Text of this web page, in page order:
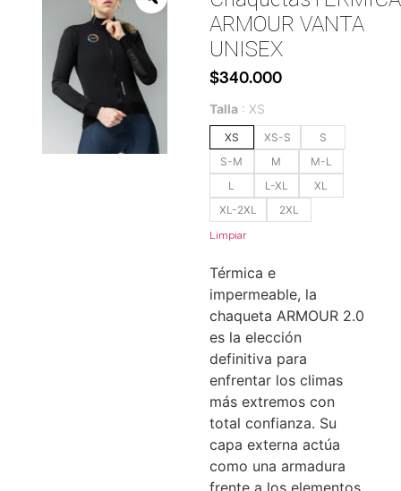
ARMOUR VANTA
UNISEX
$340.000
Talla XS
XS XS-S
S
S-M
M
M-L
L
L-XL
XL
XL-2XL
2XL
Limpiar
Térmica e
impermeable, la
chaqueta ARMOUR 2.0
es la elección
definitiva para
enfrentar los climas
más extremos con
total confianza. Su
capa externa actúa
como una armadura